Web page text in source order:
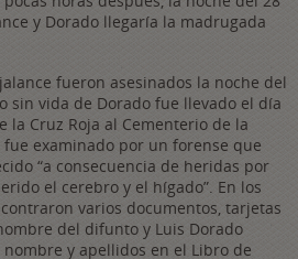
y Dorado llegaría la madrugada
fueron asesinados la noche del
sin vida de Dorado fue llevado el día
la Cruz Roja al Cementerio de la
examinado por un forense que
“a consecuencia de heridas por
el cerebro y el hígado”. En los
varios documentos, tarjetas
del difunto y Luis Dorado
y apellidos en el Libro de